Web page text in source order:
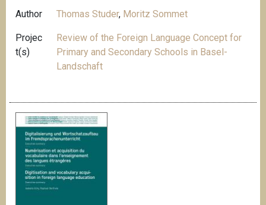
Author Thomas Studer, Moritz Sommet
Projec
t(s)
Review of the Foreign Language Concept for
Primary and Secondary Schools in Basel-
Landschaft